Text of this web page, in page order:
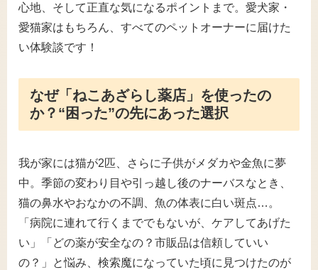
心地、そして正直な気になるポイントまで。愛犬家・
愛猫家はもちろん、すべてのペットオーナーに届けた
い体験談です！
なぜ「ねこあざらし薬店」を使ったの
か？“困った”の先にあった選択
我が家には猫が2匹、さらに子供がメダカや金魚に夢
中。季節の変わり目や引っ越し後のナーバスなとき、
猫の鼻水やおなかの不調、魚の体表に白い斑点…。
「病院に連れて行くまででもないが、ケアしてあげた
い」「どの薬が安全なの？市販品は信頼していい
の？」と悩み、検索魔になっていた頃に見つけたのが